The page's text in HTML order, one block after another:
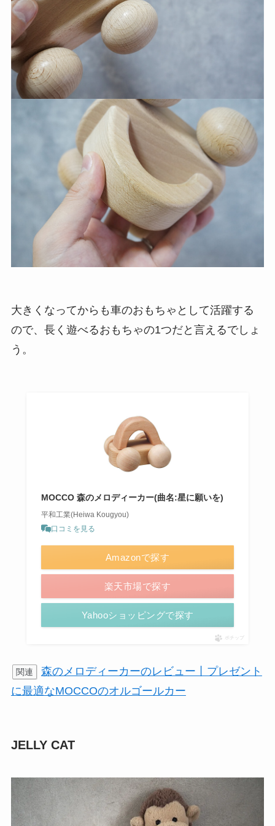
大きくなってからも車のおもちゃとして活躍する
ので、長く遊べるおもちゃの1つだと言えるでしょ
う。
MOCCO 森のメロディーカー(曲名:星に願いを)
平和工業(Heiwa Kougyou)
口コミを見る
Amazonで探す
楽天市場で探す
Yahooショッピングで探す
ポチップ
関連
森のメロディーカーのレビュー丨プレゼント
に最適なMOCCOのオルゴールカー
JELLY CAT